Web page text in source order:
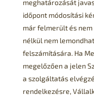
meghatározását
időpont módosítási
már felmerült és
nélkül nem
felszámítására. Ha
megelőzően a jelen
a szolgáltatás
rendelkezésre,